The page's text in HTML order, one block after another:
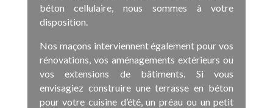
béton cellulaire, nous sommes à votre
disposition.
Nos maçons interviennent également pour vos
rénovations, vos aménagements extérieurs ou
vos extensions de bâtiments. Si vous
envisagiez construire une terrasse en béton
pour votre cuisine d’été, un préau ou un petit